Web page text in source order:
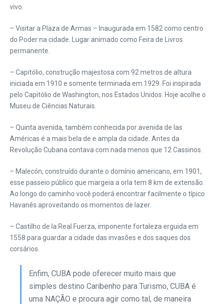
vivo.
– Visitar a Plaza de Armas – Inaugurada em 1582 como centro
do Poder na cidade. Lugar animado como Feira de Livros
permanente.
– Capitólio, construção majestosa com 92 metros de altura
iniciada em 1910 e somente terminada em 1929. Foi inspirada
pelo Capitólio de Washington, nos Estados Unidos. Hoje acolhe o
Museu de Ciências Naturais.
– Quinta avenida, também conhecida por avenida de las
Américas é a mais bela de e ampla da cidade. Antes da
Revolução Cubana contava com nada menos que 12 Cassinos.
– Malecón, construído durante o domínio americano, em 1901,
esse passeio público que margeia a orla tem 8 km de extensão.
Ao longo do caminho você poderá encontrar facilmente o típico
Havanês aproveitando os momentos de lazer.
– Castilho de la Real Fuerza, imponente fortaleza erguida em
1558 para guardar a cidade das invasões e dos saques dos
corsários.
Enfim, CUBA pode oferecer muito mais que
simples destino Caribenho para Turismo, CUBA é
uma NAÇÃO e procura agir como tal, de maneira